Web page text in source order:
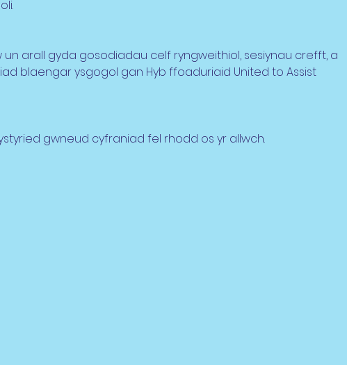
un arall gyda gosodiadau celf ryngweithiol, sesiynau crefft, a
blaengar ysgogol gan Hyb ffoaduriaid United to Assist
gwneud cyfraniad fel rhodd os yr allwch.